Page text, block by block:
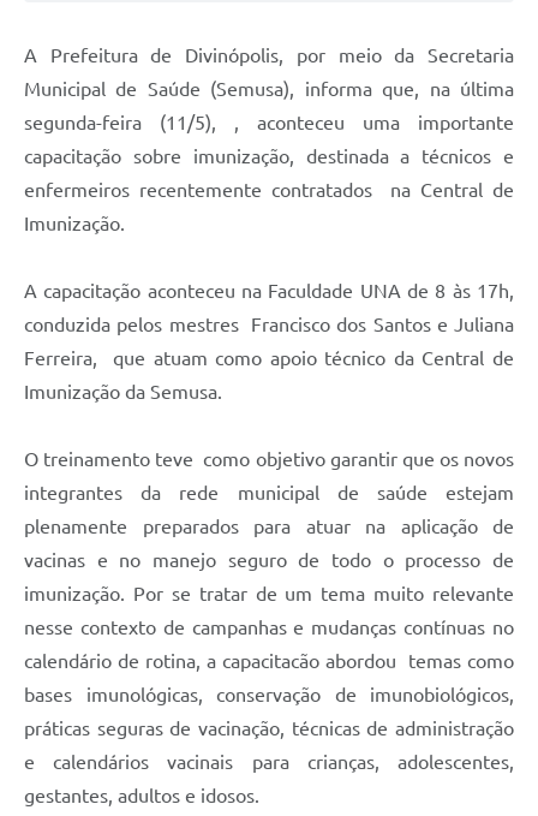
A Prefeitura de Divinópolis, por meio da Secretaria
Municipal de Saúde (Semusa), informa que, na última
segunda-feira (11/5), , aconteceu uma importante
capacitação sobre imunização, destinada a técnicos e
enfermeiros recentemente contratados na Central de
Imunização.
A capacitação aconteceu na Faculdade UNA de 8 às 17h,
conduzida pelos mestres Francisco dos Santos e Juliana
Ferreira, que atuam como apoio técnico da Central de
Imunização da Semusa.
O treinamento teve como objetivo garantir que os novos
integrantes da rede municipal de saúde estejam
plenamente preparados para atuar na aplicação de
vacinas e no manejo seguro de todo o processo de
imunização. Por se tratar de um tema muito relevante
nesse contexto de campanhas e mudanças contínuas no
calendário de rotina, a capacitacão abordou temas como
bases imunológicas, conservação de imunobiológicos,
práticas seguras de vacinação, técnicas de administração
e calendários vacinais para crianças, adolescentes,
gestantes, adultos e idosos.